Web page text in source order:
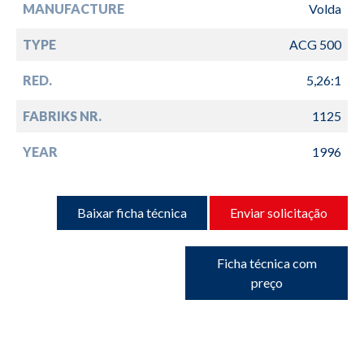
MANUFACTURE Volda
TYPE ACG 500
RED. 5,26:1
FABRIKS NR. 1125
YEAR 1996
Baixar ficha técnica Enviar solicitação
Ficha técnica com
preço